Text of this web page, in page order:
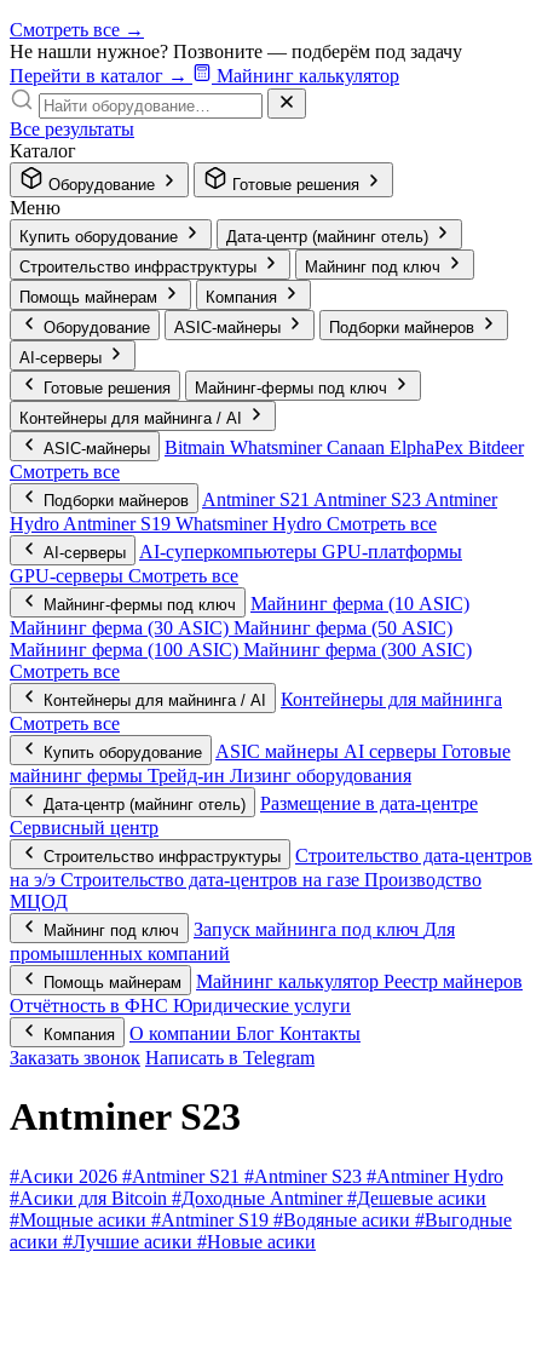
Смотреть все →
Не нашли нужное? Позвоните — подберём под задачу
Перейти в каталог → Майнинг калькулятор
Все результаты
Каталог
Оборудование Готовые решения
Меню
Купить оборудование
Дата-центр (майнинг отель)
Строительство инфраструктуры
Майнинг под ключ
Помощь майнерам
Компания
Оборудование
ASIC-майнеры
Подборки майнеров
AI‑серверы
Готовые решения
Майнинг-фермы под ключ
Контейнеры для майнинга / AI
ASIC-майнеры
Bitmain WhatsminerCanaan ElphaPex Bitdeer
Смотреть все
Подборки майнеров Antminer S21 Antminer S23 Antminer
Hydro Antminer S19 Whatsminer Hydro Смотреть все
AI‑серверы AI‑суперкомпьютеры GPU‑платформы
GPU‑серверы Смотреть все
Майнинг-фермы под ключ
Майнинг ферма (10 ASIC)
Майнинг ферма (30 ASIC) Майнинг ферма (50 ASIC)
Майнинг ферма (100 ASIC) Майнинг ферма (300 ASIC)
Смотреть все
Контейнеры для майнинга / AI
Контейнеры для майнинга
Смотреть все
Купить оборудование ASIC майнеры AI серверы Готовые
майнинг фермы Трейд-ин Лизинг оборудования
Дата-центр (майнинг отель)
Размещение в дата-центре
Сервисный центр
Строительство инфраструктуры
Строительство дата-центров
на э/э Строительство дата-центров на газе Производство
МЦОД
Майнинг под ключ Запуск майнинга под ключ Для
промышленных компаний
Помощь майнерам Майнинг калькулятор Реестр майнеров
Отчётность в ФНС Юридические услуги
Компания О компании Блог Контакты
Заказать звонок Написать в Telegram
Antminer S23
#Асики 2026 #Antminer S21 #Antminer S23 #Antminer Hydro
#Асики для Bitcoin #Доходные Antminer#Дешевые асики
#Мощные асики #Antminer S19 #Водяные асики #Выгодные
асики #Лучшие асики #Новые асики